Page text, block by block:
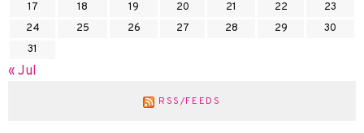
17
18 19 20 21 22
23
24
25 26 27 28 29
30
31
« Jul
RSS/FEEDS